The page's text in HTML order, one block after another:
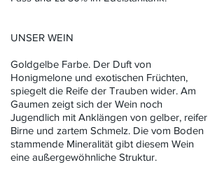
UNSER WEIN
Goldgelbe Farbe. Der Duft von
Honigmelone und exotischen Früchten,
spiegelt die Reife der Trauben wider. Am
Gaumen zeigt sich der Wein noch
Jugendlich mit Anklängen von gelber, reifer
Birne und zartem Schmelz. Die vom Boden
stammende Mineralität gibt diesem Wein
eine außergewöhnliche Struktur.